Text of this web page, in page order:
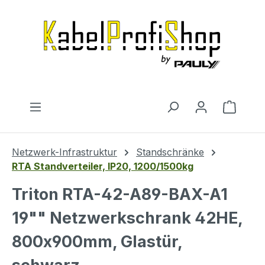
Netzwerk-Infrastruktur
Standschränke
RTA Standverteiler, IP20, 1200/1500kg
Triton RTA-42-A89-BAX-A1
19"" Netzwerkschrank 42HE,
800x900mm, Glastür,